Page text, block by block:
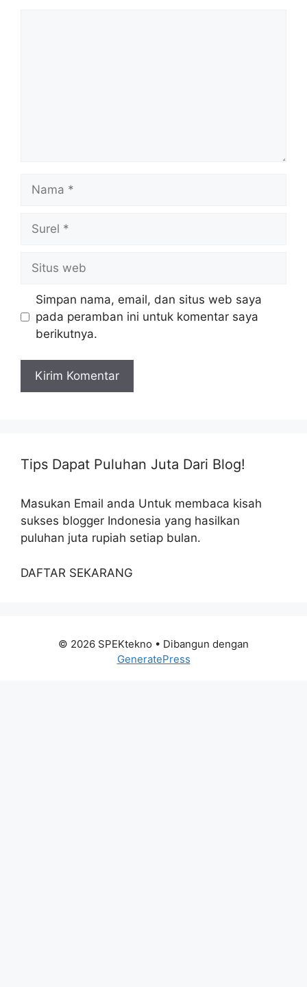
web
Simpan nama, email, dan situs web saya
pada peramban ini untuk komentar saya
berikutnya.
Tips Dapat Puluhan Juta Dari Blog!
Masukan Email anda Untuk membaca kisah
sukses blogger Indonesia yang hasilkan
puluhan juta rupiah setiap bulan.
DAFTAR SEKARANG
© 2026 SPEKtekno • Dibangun dengan
GeneratePress